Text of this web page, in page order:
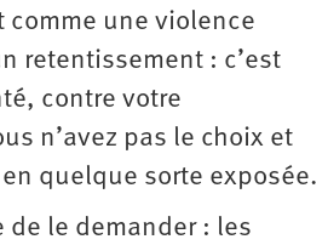
comme une violence
retentissement : c’est
contre votre
n’avez pas le choix et
quelque sorte exposée.
de le demander : les